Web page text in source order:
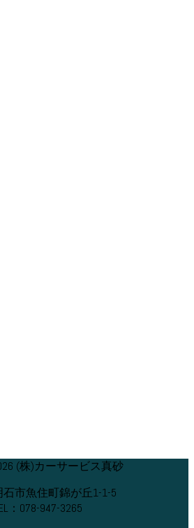
(株)カーサービス真砂
市魚住町錦が丘1-1-5
：078-947-3265